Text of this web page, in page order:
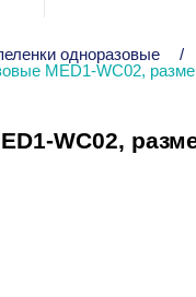
одноразовые
/
MED1-WC02,
WC02,